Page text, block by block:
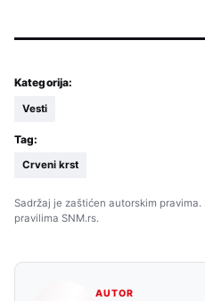
Kategorija:
Vesti
Tag:
Crveni krst
Sadržaj je zaštićen autorskim
pravilima SNM.rs.
AUTOR